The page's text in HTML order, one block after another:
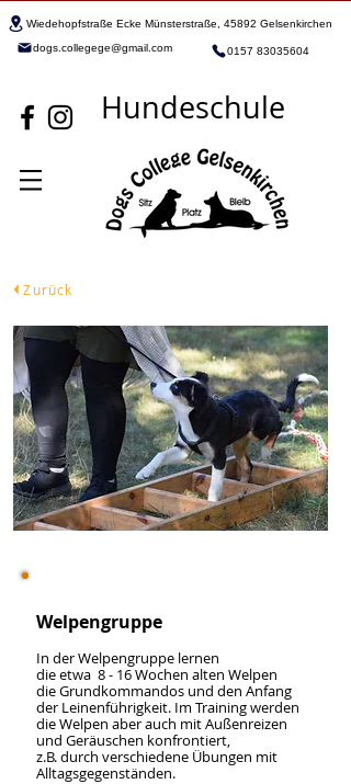
Wiedehopfstraße Ecke Münsterstraße, 45892 Gelsenkirchen
dogs.collegege@gmail.com
0157 83035604
Hundeschule
Zurück
Welpengruppe
In der Welpengruppe lernen
die etwa 8 - 16 Wochen alten Welpen
die Grundkommandos und den Anfang
der Leinenführigkeit. Im Training werden
die Welpen aber auch mit Außenreizen
und Geräuschen konfrontiert,
z.B. durch verschiedene Übungen mit
Alltagsgegenständen.